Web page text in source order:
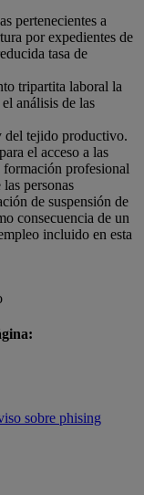
pertenecientes a
por expedientes de
tasa de
tripartita laboral la
análisis de las
del tejido productivo.
el acceso a las
profesional
personas
de suspensión de
consecuencia de un
incluido en esta
sobre phising